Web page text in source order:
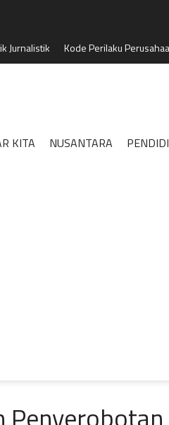
Jurnalistik Kode Perilaku
KITA NUSANTARA